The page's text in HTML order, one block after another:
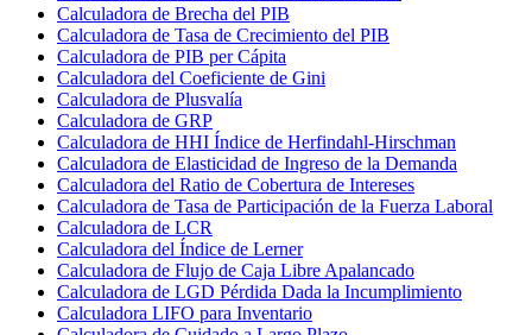
Calculadora de Brecha del PIB
Calculadora de Tasa de Crecimiento del PIB
Calculadora de PIB per Cápita
Calculadora del Coeficiente de Gini
Calculadora de Plusvalía
Calculadora de GRP
Calculadora de HHI Índice de Herfindahl-Hirschman
Calculadora de Elasticidad de Ingreso de la Demanda
Calculadora del Ratio de Cobertura de Intereses
Calculadora de Tasa de Participación de la Fuerza Laboral
Calculadora de LCR
Calculadora del Índice de Lerner
Calculadora de Flujo de Caja Libre Apalancado
Calculadora de LGD Pérdida Dada la Incumplimiento
Calculadora LIFO para Inventario